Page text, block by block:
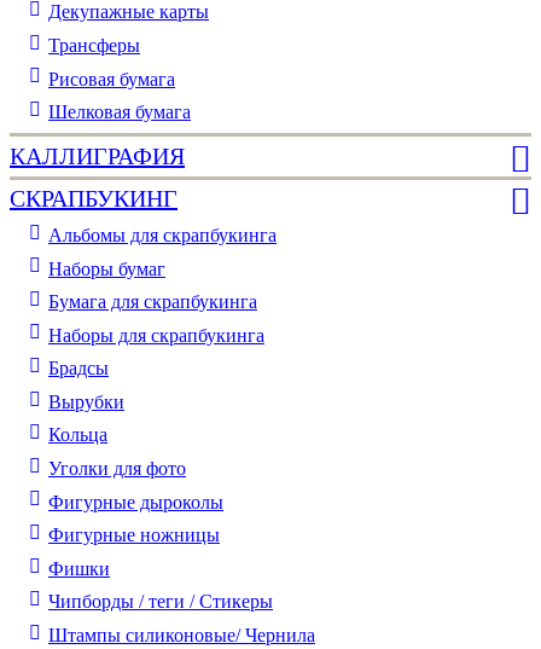
Декупажные карты
Трансферы
Рисовая бумага
Шелковая бумага
КАЛЛИГРАФИЯ
СКРАПБУКИНГ
Альбомы для скрапбукинга
Наборы бумаг
Бумага для скрапбукинга
Наборы для скрапбукинга
Брадсы
Вырубки
Кольца
Уголки для фото
Фигурные дыроколы
Фигурные ножницы
Фишки
Чипборды / теги / Стикеры
Штампы силиконовые/ Чернила